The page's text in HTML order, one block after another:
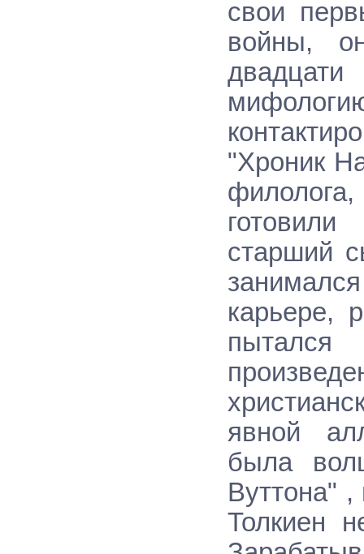
свои
войны,
"Хроник
старший
карьере,
пытался
явной
была
Вуттона"
Толкиен